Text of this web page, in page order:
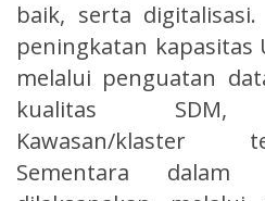
baik, serta
peningkatan kapasitas
melalui penguatan
kualitas SDM,
Kawasan/klaster
Sementara dalam